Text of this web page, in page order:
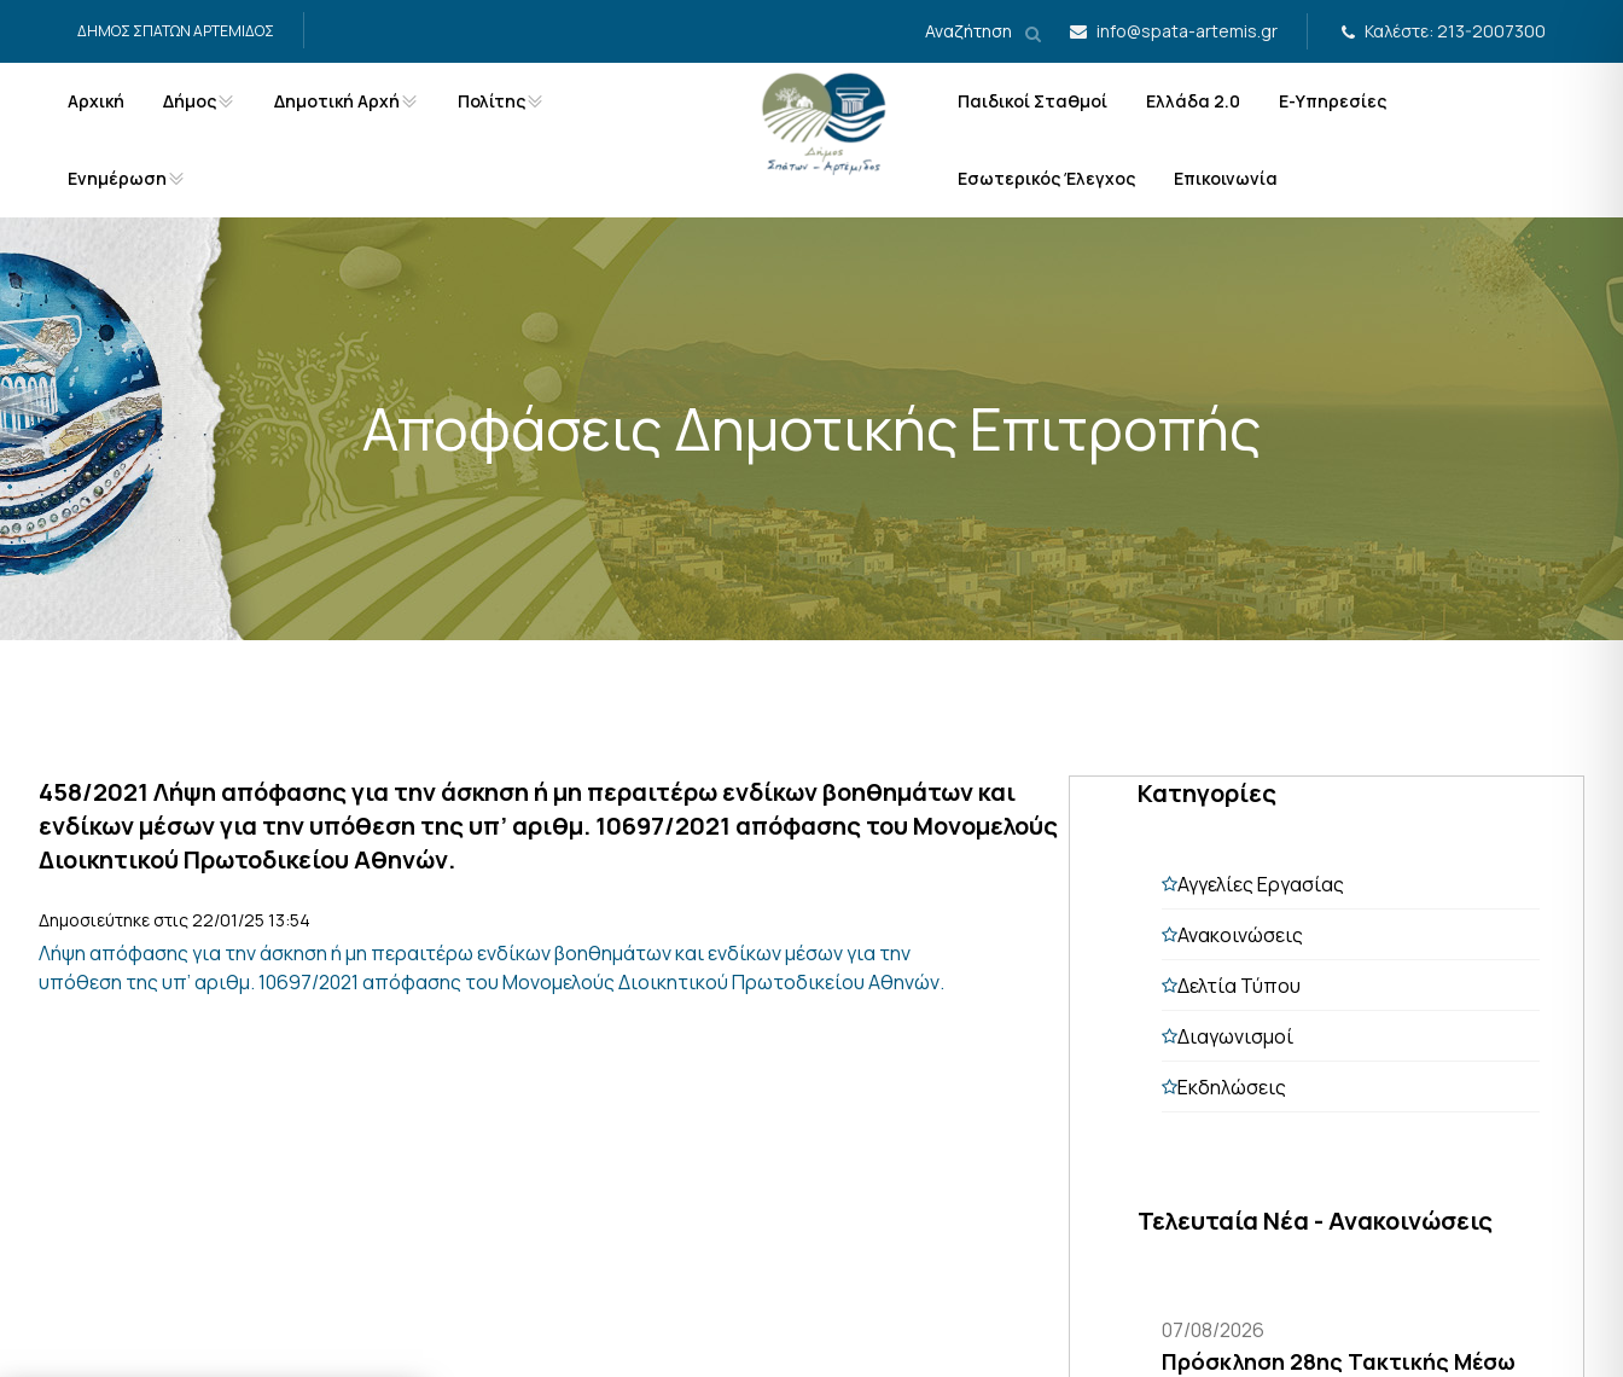
ΔΗΜΟΣ ΣΠΑΤΩΝ ΑΡΤΕΜΙΔΟΣ Αναζήτηση info@spata-artemis.gr Καλέστε: 213-2007300
Αρχική Δήμος Δημοτική Αρχή Πολίτης
Ενημέρωση
Παιδικοί Σταθμοί Ελλάδα 2.0 Ε-Υπηρεσίες
Εσωτερικός Έλεγχος Επικοινωνία
Αποφάσεις Δημοτικής Επιτροπής
458/2021 Λήψη απόφασης για την άσκηση ή μη περαιτέρω ενδίκων βοηθημάτων και
ενδίκων μέσων για την υπόθεση της υπ’ αριθμ. 10697/2021 απόφασης του Μονομελούς
Διοικητικού Πρωτοδικείου Αθηνών.
Δημοσιεύτηκε στις 22/01/25 13:54
Λήψη απόφασης για την άσκηση ή μη περαιτέρω ενδίκων βοηθημάτων και ενδίκων μέσων για την
υπόθεση της υπ’ αριθμ. 10697/2021 απόφασης του Μονομελούς Διοικητικού Πρωτοδικείου Αθηνών.
Κατηγορίες
Αγγελίες Εργασίας
Ανακοινώσεις
Δελτία Τύπου
Διαγωνισμοί
Εκδηλώσεις
Τελευταία Νέα - Ανακοινώσεις
07/08/2026
Πρόσκληση 28ης Τακτικής Μέσω